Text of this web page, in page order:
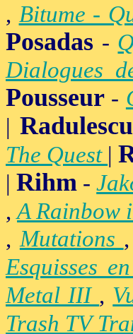
, Bitume -
Posadas -
Dialogues
Pousseur -
| Radulescu
The Quest |
|Rihm -
,A Rainbow
,Mutations
Esquisses
Metal III ,
Trash TV